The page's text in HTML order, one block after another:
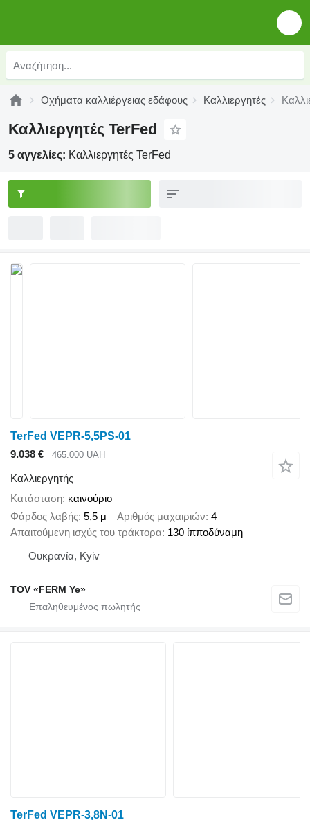
Οχήματα καλλιέργειας εδάφους Καλλιεργητές
Καλλιεργητές TerFed
5 αγγελίες: Καλλιεργητές TerFed
TerFed VEPR-5,5PS-01
9.038 €
465.000 UAH
Καλλιεργητής
Κατάσταση καινούριο
Φάρδος λαβής 5,5 μ Αριθμός μαχαιριών 4
Απαιτούμενη ισχύς του τράκτορα 130 ίπποδύναμη
Ουκρανία, Kyiv
TOV «FERM Ye»
TerFed VEPR-3,8N-01